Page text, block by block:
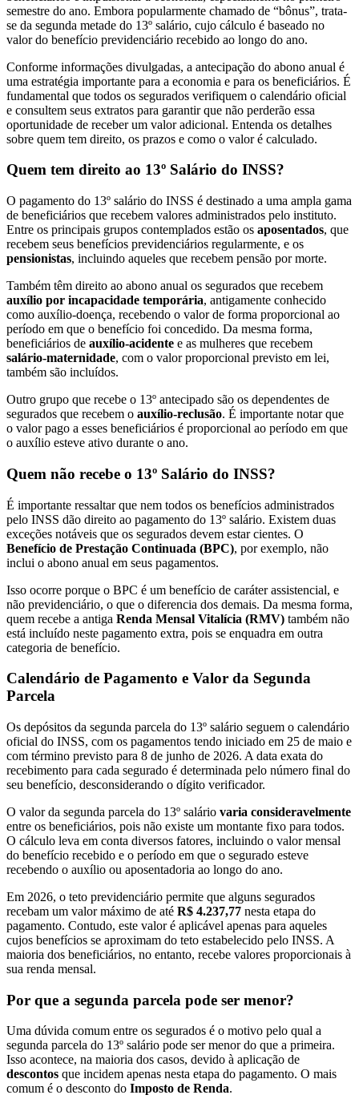
semestre do ano. Embora popularmente chamado de “bônus”, trata-
se da segunda metade do 13º salário, cujo cálculo é baseado no
valor do benefício previdenciário recebido ao longo do ano.
Conforme informações divulgadas, a antecipação do abono anual é
uma estratégia importante para a economia e para os beneficiários. É
fundamental que todos os segurados verifiquem o calendário oficial
e consultem seus extratos para garantir que não perderão essa
oportunidade de receber um valor adicional. Entenda os detalhes
sobre quem tem direito, os prazos e como o valor é calculado.
Quem tem direito ao 13º Salário do INSS?
O pagamento do 13º salário do INSS é destinado a uma ampla gama
de beneficiários que recebem valores administrados pelo instituto.
Entre os principais grupos contemplados estão os aposentados, que
recebem seus benefícios previdenciários regularmente, e os
pensionistas, incluindo aqueles que recebem pensão por morte.
Também têm direito ao abono anual os segurados que recebem
auxílio por incapacidade temporária, antigamente conhecido
como auxílio-doença, recebendo o valor de forma proporcional ao
período em que o benefício foi concedido. Da mesma forma,
beneficiários de auxílio-acidente e as mulheres que recebem
salário-maternidade, com o valor proporcional previsto em lei,
também são incluídos.
Outro grupo que recebe o 13º antecipado são os dependentes de
segurados que recebem o auxílio-reclusão. É importante notar que
o valor pago a esses beneficiários é proporcional ao período em que
o auxílio esteve ativo durante o ano.
Quem não recebe o 13º Salário do INSS?
É importante ressaltar que nem todos os benefícios administrados
pelo INSS dão direito ao pagamento do 13º salário. Existem duas
exceções notáveis que os segurados devem estar cientes. O
Benefício de Prestação Continuada (BPC), por exemplo, não
inclui o abono anual em seus pagamentos.
Isso ocorre porque o BPC é um benefício de caráter assistencial, e
não previdenciário, o que o diferencia dos demais. Da mesma forma,
quem recebe a antiga Renda Mensal Vitalícia (RMV) também não
está incluído neste pagamento extra, pois se enquadra em outra
categoria de benefício.
Calendário de Pagamento e Valor da Segunda
Parcela
Os depósitos da segunda parcela do 13º salário seguem o calendário
oficial do INSS, com os pagamentos tendo iniciado em 25 de maio e
com término previsto para 8 de junho de 2026. A data exata do
recebimento para cada segurado é determinada pelo número final do
seu benefício, desconsiderando o dígito verificador.
O valor da segunda parcela do 13º salário varia consideravelmente
entre os beneficiários, pois não existe um montante fixo para todos.
O cálculo leva em conta diversos fatores, incluindo o valor mensal
do benefício recebido e o período em que o segurado esteve
recebendo o auxílio ou aposentadoria ao longo do ano.
Em 2026, o teto previdenciário permite que alguns segurados
recebam um valor máximo de até R$ 4.237,77 nesta etapa do
pagamento. Contudo, este valor é aplicável apenas para aqueles
cujos benefícios se aproximam do teto estabelecido pelo INSS. A
maioria dos beneficiários, no entanto, recebe valores proporcionais à
sua renda mensal.
Por que a segunda parcela pode ser menor?
Uma dúvida comum entre os segurados é o motivo pelo qual a
segunda parcela do 13º salário pode ser menor do que a primeira.
Isso acontece, na maioria dos casos, devido à aplicação de
descontos que incidem apenas nesta etapa do pagamento. O mais
comum é o desconto do Imposto de Renda.